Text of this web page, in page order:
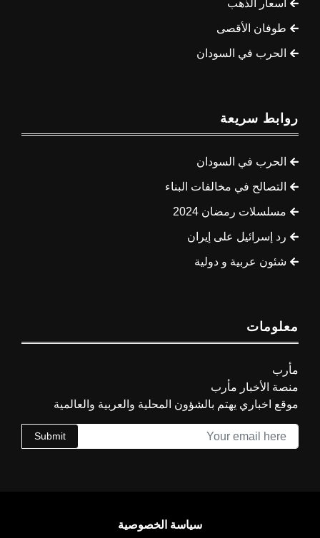
أسعار الذهب
طوفان الأقصى
الحرب في السودان
روابط سريعة
الحرب في السودان
التصالح في مخالفات البناء
مسلسلات رمضان 2024
رد إسرائيل على إيران
شئون عربية و دولية
معلومات
مأرب
منصة الأخبار مأرب
موقع اخباري يهتم بالشؤون المحلية والعربية والعالمية
Submit
سياسة الخصوصية